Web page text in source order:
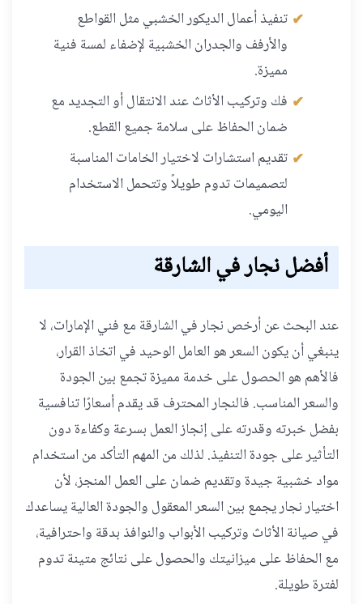
تنفيذ أعمال الديكور الخشبي مثل القواطع
والأرفف والجدران الخشبية لإضفاء لمسة فنية
مميزة.
فك وتركيب الأثاث عند الانتقال أو التجديد مع
ضمان الحفاظ على سلامة جميع القطع.
تقديم استشارات لاختيار الخامات المناسبة
لتصميمات تدوم طويلاً وتتحمل الاستخدام
اليومي.
أفضل نجار في الشارقة
عند البحث عن أرخص نجار في الشارقة مع فني الإمارات، لا
ينبغي أن يكون السعر هو العامل الوحيد في اتخاذ القرار،
فالأهم هو الحصول على خدمة مميزة تجمع بين الجودة
والسعر المناسب. فالنجار المحترف قد يقدم أسعارًا تنافسية
بفضل خبرته وقدرته على إنجاز العمل بسرعة وكفاءة دون
التأثير على جودة التنفيذ. لذلك من المهم التأكد من استخدام
مواد خشبية جيدة وتقديم ضمان على العمل المنجز، لأن
اختيار نجار يجمع بين السعر المعقول والجودة العالية يساعدك
في صيانة الأثاث وتركيب الأبواب والنوافذ بدقة واحترافية،
مع الحفاظ على ميزانيتك والحصول على نتائج متينة تدوم
لفترة طويلة.